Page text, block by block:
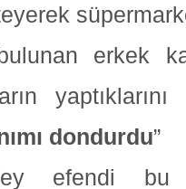
erkek
yaptıklarını
dondurdu”
efendi bu